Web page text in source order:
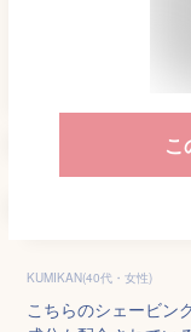
こ
KUMIKAN(40代・女性)
こちらのシェービン